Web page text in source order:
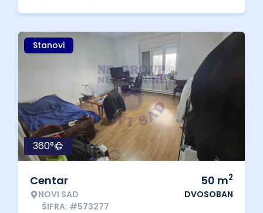
Stanovi
360°
Centar
NOVI SAD
ŠIFRA: #573277
50 m2
DVOSOBAN